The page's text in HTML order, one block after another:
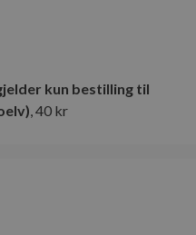
kun bestilling til
, 40 kr